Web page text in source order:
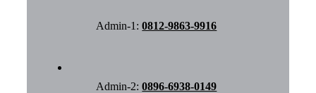
Admin-1:0812-9863-9916
Admin-2:0896-6938-0149